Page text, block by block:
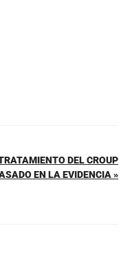
DEL CROUP
EN LA EVIDENCIA »